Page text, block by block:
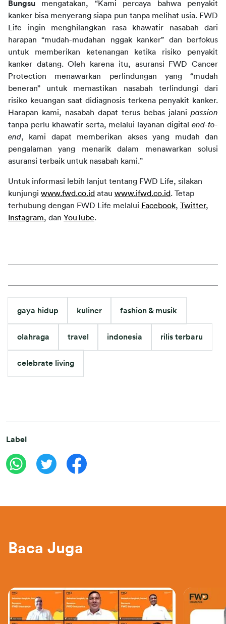
Bungsu mengatakan, “Kami percaya bahwa penyakit
kanker bisa menyerang siapa pun tanpa melihat usia. FWD
Life ingin menghilangkan rasa khawatir nasabah dari
harapan “mudah-mudahan nggak kanker” dan berfokus
untuk memberikan ketenangan ketika risiko penyakit
kanker datang. Oleh karena itu, asuransi FWD Cancer
Protection menawarkan perlindungan yang “mudah
beneran” untuk memastikan nasabah terlindungi dari
risiko keuangan saat didiagnosis terkena penyakit kanker.
Harapan kami, nasabah dapat terus bebas jalani passion
tanpa perlu khawatir serta, melalui layanan digital end-to-
end, kami dapat memberikan akses yang mudah dan
pengalaman yang menarik dalam menawarkan solusi
asuransi terbaik untuk nasabah kami.”
Untuk informasi lebih lanjut tentang FWD Life, silakan
kunjungi www.fwd.co.id atau www.ifwd.co.id. Tetap
terhubung dengan FWD Life melalui Facebook, Twitter
Instagram, dan YouTube.
gaya hidup kuliner fashion & musik
olahraga travel indonesia rilis terbaru
celebrate living
Label
Baca Juga